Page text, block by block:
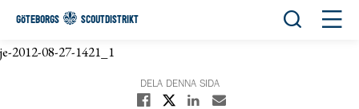
GÖTEBORGS SCOUTDISTRIKT Öppna
je-2012-08-27-1421_1
DELA DENNA SIDA
Dela på Facebook
Dela på XDela på Linkedin
Dela med E-post